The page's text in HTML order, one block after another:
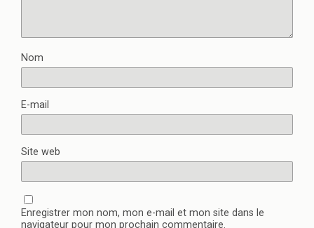
Nom
E-mail
Site web
Enregistrer mon nom, mon e-mail et mon site dans le
navigateur pour mon prochain commentaire.